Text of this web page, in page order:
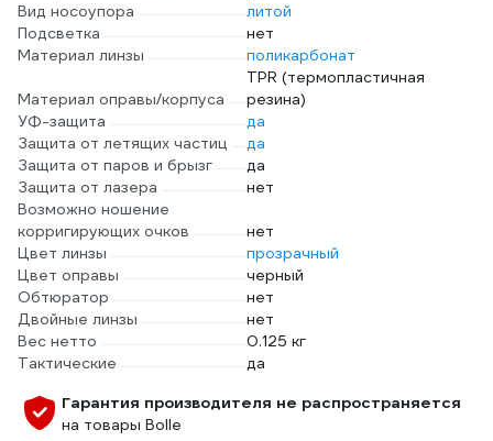
Вид носоупора
литой
Подсветка
нет
Материал линзы
поликарбонат
Материал оправы/корпуса
TPR (термопластичная
резина)
УФ-защита
да
Защита от летящих частиц
да
Защита от паров и брызг
да
Защита от лазера
нет
Возможно ношение
корригирующих очков
нет
Цвет линзы
прозрачный
Цвет оправы
черный
Обтюратор
нет
Двойные линзы
нет
Вес нетто
0.125 кг
Тактические
да
Гарантия производителя не распространяется
на товары Bolle